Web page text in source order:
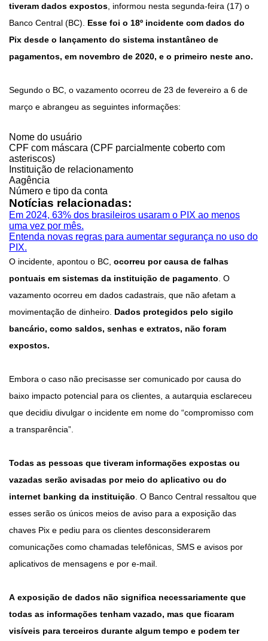
tiveram dados expostos, informou nesta segunda-feira (17) o
Banco Central (BC). Esse foi o 18º incidente com dados do
Pix desde o lançamento do sistema instantâneo de
pagamentos, em novembro de 2020, e o primeiro neste ano.
Segundo o BC, o vazamento ocorreu de 23 de fevereiro a 6 de
março e abrangeu as seguintes informações:
Nome do usuário
CPF com máscara (CPF parcialmente coberto com
asteriscos)
Instituição de relacionamento
Aagência
Número e tipo da conta
Notícias relacionadas:
Em 2024, 63% dos brasileiros usaram o PIX ao menos
uma vez por mês.
Entenda novas regras para aumentar segurança no uso do
PIX.
O incidente, apontou o BC, ocorreu por causa de falhas
pontuais em sistemas da instituição de pagamento. O
vazamento ocorreu em dados cadastrais, que não afetam a
movimentação de dinheiro. Dados protegidos pelo sigilo
bancário, como saldos, senhas e extratos, não foram
expostos.
Embora o caso não precisasse ser comunicado por causa do
baixo impacto potencial para os clientes, a autarquia esclareceu
que decidiu divulgar o incidente em nome do “compromisso com
a transparência”.
Todas as pessoas que tiveram informações expostas ou
vazadas serão avisadas por meio do aplicativo ou do
internet banking da instituição. O Banco Central ressaltou que
esses serão os únicos meios de aviso para a exposição das
chaves Pix e pediu para os clientes desconsiderarem
comunicações como chamadas telefônicas, SMS e avisos por
aplicativos de mensagens e por e-mail.
A exposição de dados não significa necessariamente que
todas as informações tenham vazado, mas que ficaram
visíveis para terceiros durante algum tempo e podem ter